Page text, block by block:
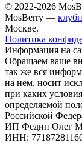
© 2022-2026
MosBerry —
Москве.
Политика
Информация на
Обращаем ваше
так же вся
на нем, носит
при каких
определяемой
Российской
ИП Федин Олег
ИНН: